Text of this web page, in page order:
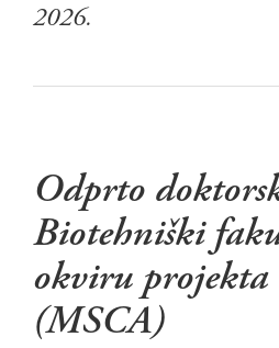
2026.
Odprto
Biotehniški
okviru
(MSCA)